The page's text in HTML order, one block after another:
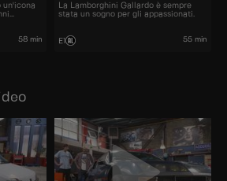
un'icona
58 min
La Lamborghini Gallardo è sempre
stata un sogno per gli appassionati.
E1 55 min